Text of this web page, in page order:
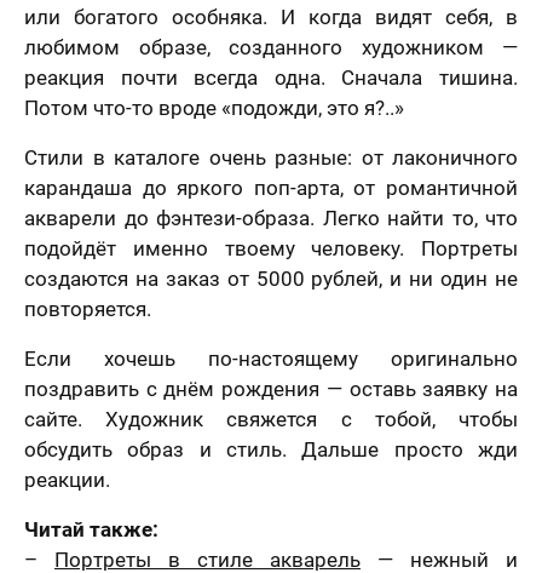
или богатого особняка. И когда видят себя, в
любимом образе, созданного художником —
реакция почти всегда одна. Сначала тишина.
Потом что-то вроде «подожди, это я?..»
Стили в каталоге очень разные: от лаконичного
карандаша до яркого поп-арта, от романтичной
акварели до фэнтези-образа. Легко найти то, что
подойдёт именно твоему человеку. Портреты
создаются на заказ от 5000 рублей, и ни один не
повторяется.
Если хочешь по-настоящему оригинально
поздравить с днём рождения — оставь заявку на
сайте. Художник свяжется с тобой, чтобы
обсудить образ и стиль. Дальше просто жди
реакции.
Читай также:
– Портреты в стиле акварель — нежный и